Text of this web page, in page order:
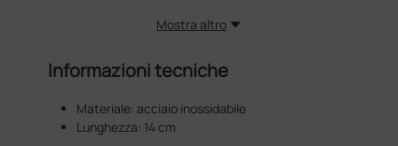
Mostra altro
Informazioni tecniche
Materiale: acciaio inossidabile
Lunghezza: 14 cm